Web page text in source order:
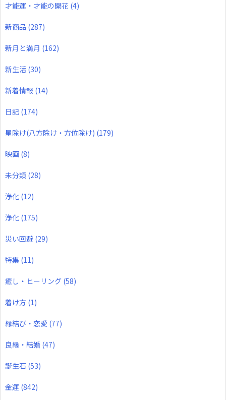
才能運・才能の開花 (4)
新商品 (287)
新月と満月 (162)
新生活 (30)
新着情報 (14)
日記 (174)
星除け(八方除け・方位除け) (179)
映画 (8)
未分類 (28)
浄化 (12)
浄化 (175)
災い回避 (29)
特集 (11)
癒し・ヒーリング (58)
着け方 (1)
縁結び・恋愛 (77)
良縁・結婚 (47)
誕生石 (53)
金運 (842)